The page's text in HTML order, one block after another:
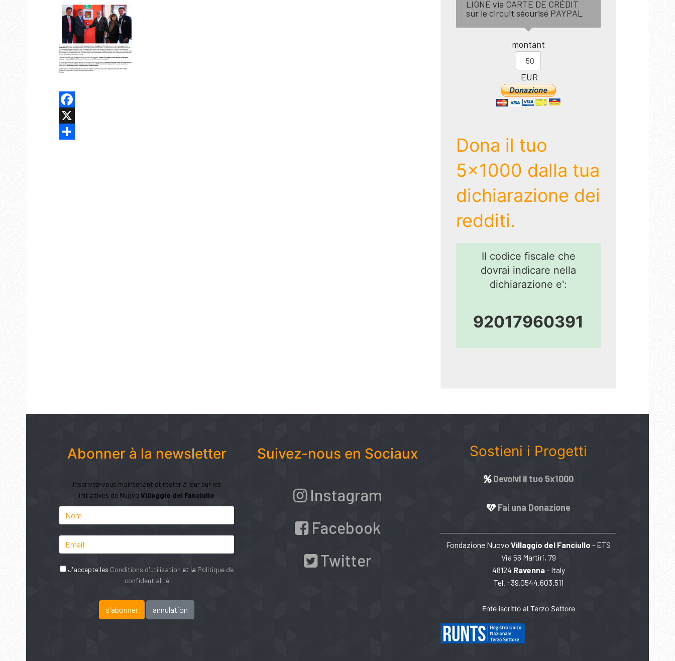
Facebook
X
LIGNE via CARTE DE CRÉDIT
sur le circuit sécurisé PAYPAL
montant
EUR
Dona il tuo
5x1000 dalla tua
dichiarazione dei
redditi.
Il codice fiscale che
dovrai indicare nella
dichiarazione e':
92017960391
Abonner à la newsletter
Inscrivez-vous maintenant et rester à jour sur les
initiatives de Nuovo Villaggio del Fanciullo
J'accepte les Conditions d'utilisation et la Politique de
confidentialité
Suivez-nous en Sociaux
Instagram
Facebook
Twitter
Sostieni i Progetti
Devolvi il tuo 5x1000
Fai una Donazione
Fondazione Nuovo Villaggio del Fanciullo - ETS
Via 56 Martiri, 79
48124 Ravenna- Italy
Tel. +39.0544.603.511
Ente iscritto al Terzo Settore